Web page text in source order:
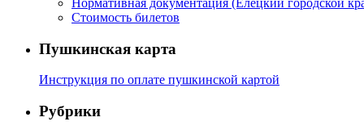
Стоимость билетов
Пушкинская карта
Инструкция по оплате пушкинской картой
Рубрики